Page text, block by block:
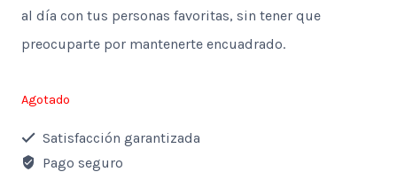
al día con tus personas favoritas, sin tener que
preocuparte por mantenerte encuadrado.
Agotado
Satisfacción garantizada
Pago seguro